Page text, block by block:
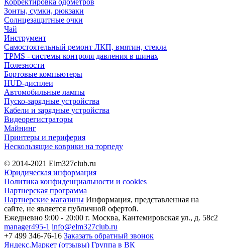
Корректировка одометров
Зонты, сумки, рюкзаки
Солнцезащитные очки
Чай
Инструмент
Самостоятельный ремонт ЛКП, вмятин, стекла
TPMS - системы контроля давления в шинах
Полезности
Бортовые компьютеры
HUD-дисплеи
Автомобильные лампы
Пуско-зарядные устройства
Кабели и зарядные устройства
Видеорегистраторы
Майнинг
Принтеры и периферия
Нескользящие коврики на торпеду
© 2014-2021 Elm327club.ru
Юридическая информация
Политика конфиденциальности и cookies
Партнерская программа
Партнерские магазины Информация, представленная на
сайте, не является публичной офертой.
Ежедневно 9:00 - 20:00 г. Москва, Кантемировская ул., д. 58с2
manager495-1 info@elm327club.ru
+7 499 346-76-16 Заказать обратный звонок
Яндекс.Маркет (отзывы) Группа в ВК